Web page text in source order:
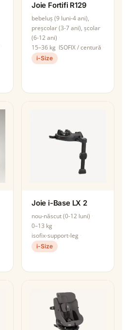
Joie Fortifi R129
bebeluș (9 luni-4 ani),
preșcolar (3-7 ani), școlar
(6-12 ani)
15–36 kg ISOFIX / centură
i-Size
Joie i-Base LX 2
nou-născut (0-12 luni)
0–13 kg
isofix-support-leg
i-Size